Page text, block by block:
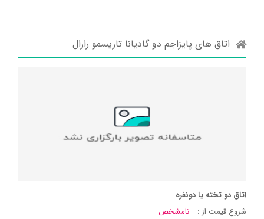
اتاق های پایزاجم دو گادیانا تاریسمو رارال
اتاق دو تخته یا دونفره
شروع قیمت از :
نامشخص